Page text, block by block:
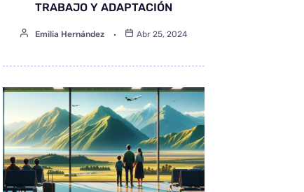
TRABAJO Y ADAPTACIÓN
Emilia Hernández Abr 25, 2024